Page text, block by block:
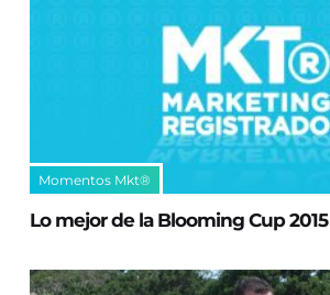
Momentos Mkt®
Lo mejor de la Blooming Cup 2015